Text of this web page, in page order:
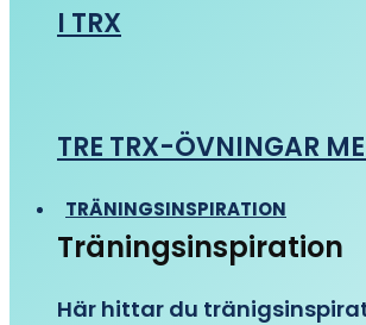
I TRX
TRE TRX-ÖVNINGAR
TRÄNINGSINSPIRATION
Träningsinspiration
Här hittar du